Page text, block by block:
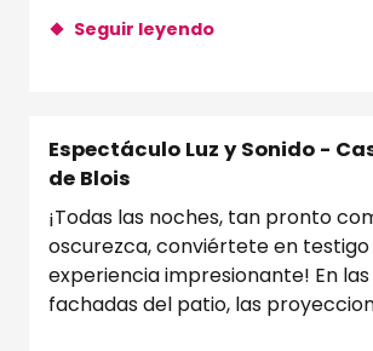
Seguir leyendo
Espectáculo Luz y Sonido -
de Blois
¡Todas las noches, tan pronto
oscurezca, conviértete en testigo
experiencia impresionante! En
fachadas del patio, las